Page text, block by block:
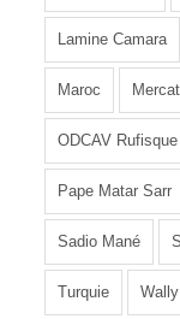
Lamine Camara
Maroc
ODCAV Rufisque
Pape Matar Sarr
Sadio Mané
Turquie